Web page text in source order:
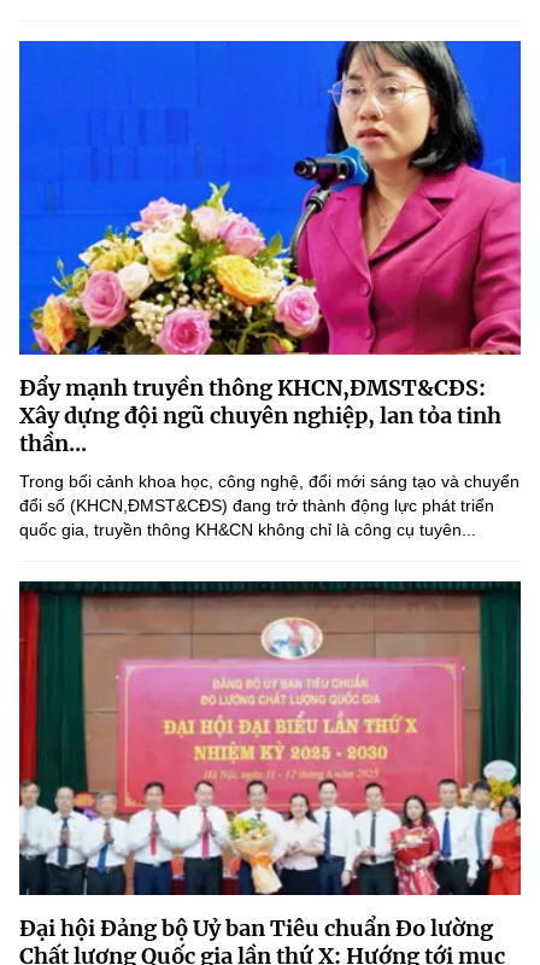
BỘ KHOA HỌC VÀ CÔNG NGHỆ
MINISTRY OF SCIENCE AND TECHNOLOGY
Góp ý
Cơ quan chủ quản: Bộ Khoa học và Công nghệ (MST)
Chịu trách nhiệm nội dung: Nguyễn Thị Hải Hằng
Giám đốc Trung tâm Truyền thông Khoa học và Công nghệ.
Liên hệ
Địa chỉ: Ban Biên tập Cổng TTĐT - 18 Nguyễn Du, TP. Hà Nội
Điện thoại: 024 3936 9506
Email:
stc@mst.gov.vn
©2026 Bản quyền thuộc Bộ Khoa Học và Công Nghệ
(Ghi rõ nguồn "https://mst.gov.vn" khi phát hành lại thông tin từ
website này)
Đẩy mạnh truyền thông KHCN,ĐMST&CĐS:
Xây dựng đội ngũ chuyên nghiệp, lan tỏa tinh
thần...
Trong bối cảnh khoa học, công nghệ, đổi mới sáng tạo và chuyển
đổi số (KHCN,ĐMST&CĐS) đang trở thành động lực phát triển
quốc gia, truyền thông KH&CN không chỉ là công cụ tuyên...
Đại hội Đảng bộ Uỷ ban Tiêu chuẩn Đo lường
Chất lượng Quốc gia lần thứ X: Hướng tới mục